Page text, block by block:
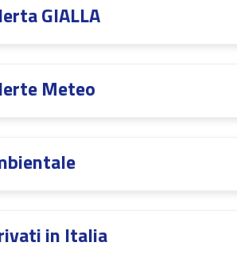
GIALLA
Meteo
in Italia